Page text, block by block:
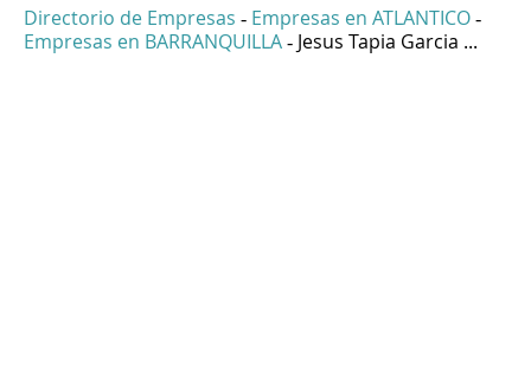
Directorio de Empresas - Empresas en ATLANTICO -
Empresas en BARRANQUILLA - Jesus Tapia Garcia ...